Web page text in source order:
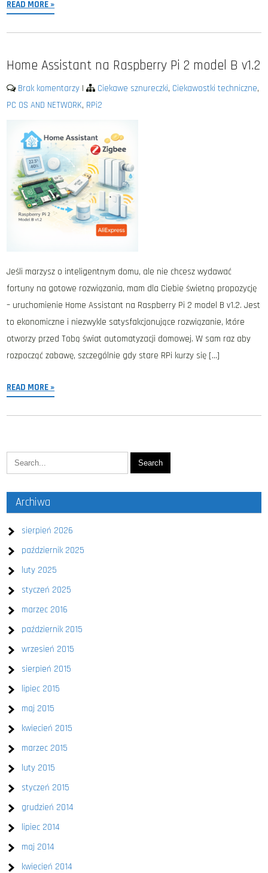
READ MORE »
Home Assistant na Raspberry Pi 2 model B v1.2
Brak komentarzy | Ciekawe sznureczki, Ciekawostki techniczne,
PC OS AND NETWORK, RPi2
Jeśli marzysz o inteligentnym domu, ale nie chcesz wydawać
fortuny na gotowe rozwiązania, mam dla Ciebie świetną propozycję
– uruchomienie Home Assistant na Raspberry Pi 2 model B v1.2. Jest
to ekonomiczne i niezwykle satysfakcjonujące rozwiązanie, które
otworzy przed Tobą świat automatyzacji domowej. W sam raz aby
rozpocząć zabawę, szczególnie gdy stare RPi kurzy się […]
READ MORE »
Archiwa
sierpień 2026
październik 2025
luty 2025
styczeń 2025
marzec 2016
październik 2015
wrzesień 2015
sierpień 2015
lipiec 2015
maj 2015
kwiecień 2015
marzec 2015
luty 2015
styczeń 2015
grudzień 2014
lipiec 2014
maj 2014
kwiecień 2014